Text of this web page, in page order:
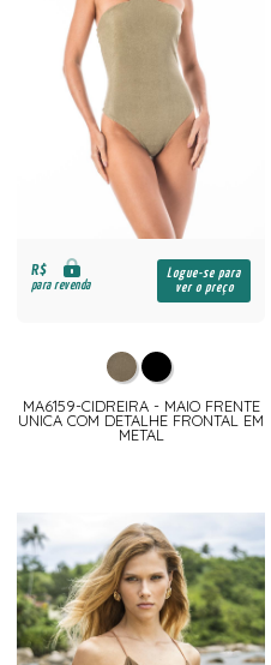
R$
para revenda
Logue-se para
ver o preço
MA6159-CIDREIRA - MAIO FRENTE
UNICA COM DETALHE FRONTAL EM
METAL